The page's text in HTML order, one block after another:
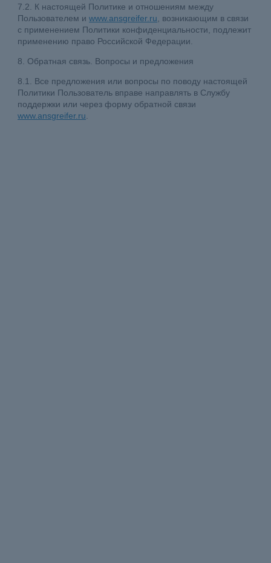
7.2. К настоящей Политике и отношениям между
Пользователем иwww.ansgreifer.ru, возникающим в связи
с применением Политики конфиденциальности, подлежит
применению право Российской Федерации.
8. Обратная связь. Вопросы и предложения
8.1. Все предложения или вопросы по поводу настоящей
Политики Пользователь вправе направлять в Службу
поддержки или через форму обратной связи
www.ansgreifer.ru